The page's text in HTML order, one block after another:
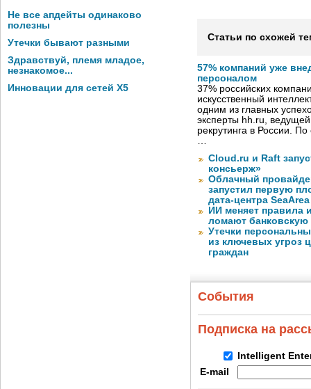
Не все апдейты одинаково
полезны
Утечки бывают разными
Здравствуй, племя младое,
незнакомое...
Инновации для сетей X5
Статьи по схожей
57% компаний уже
персоналом
37% российских
искусственный
одним из главных
эксперты hh.ru,
рекрутинга в России.
…
Cloud.ru и Raft
консьерж»
Облачный
запустил первую
дата-центра
ИИ меняет правила
ломают
Утечки
из ключевых угроз
граждан
События
Подписка на
Intelligent
E-mail